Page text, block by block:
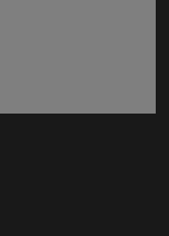
nueva ventana)